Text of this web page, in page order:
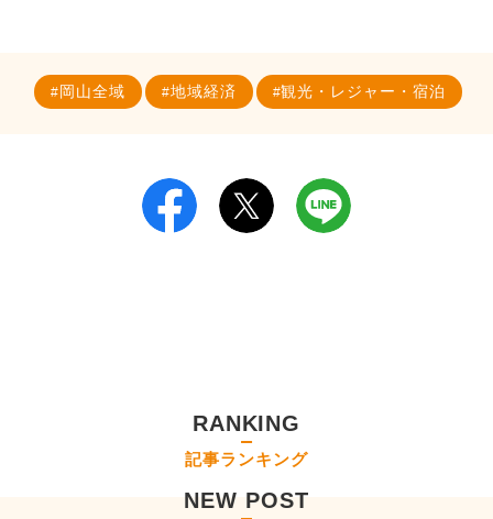
岡山全域 地域経済 観光・レジャー・宿泊
RANKING
記事ランキング
NEW POST